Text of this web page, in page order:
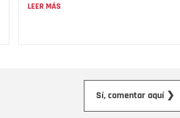
LEER MÁS
Sí, comentar aquí ❯